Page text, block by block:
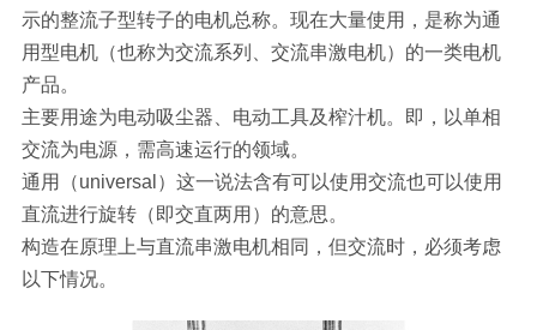
示的整流子型转子的电机总称。现在大量使用，是称为通
用型电机（也称为交流系列、交流串激电机）的一类电机
产品。
主要用途为电动吸尘器、电动工具及榨汁机。即，以单相
交流为电源，需高速运行的领域。
通用（universal）这一说法含有可以使用交流也可以使用
直流进行旋转（即交直两用）的意思。
构造在原理上与直流串激电机相同，但交流时，必须考虑
以下情况。